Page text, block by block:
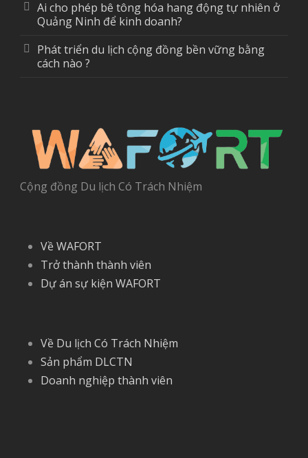
Ai cho phép bê tông hóa hang động tự nhiên ở
Quảng Ninh để kinh doanh?
Phát triển du lịch cộng đồng bền vững bằng
cách nào ?
Cộng đồng Du lịch Có Trách Nhiệm
Về WAFORT
Trở thành thành viên
Dự án sự kiện WAFORT
Về Du lịch Có Trách Nhiệm
Sản phẩm DLCTN
Doanh nghiệp thành viên